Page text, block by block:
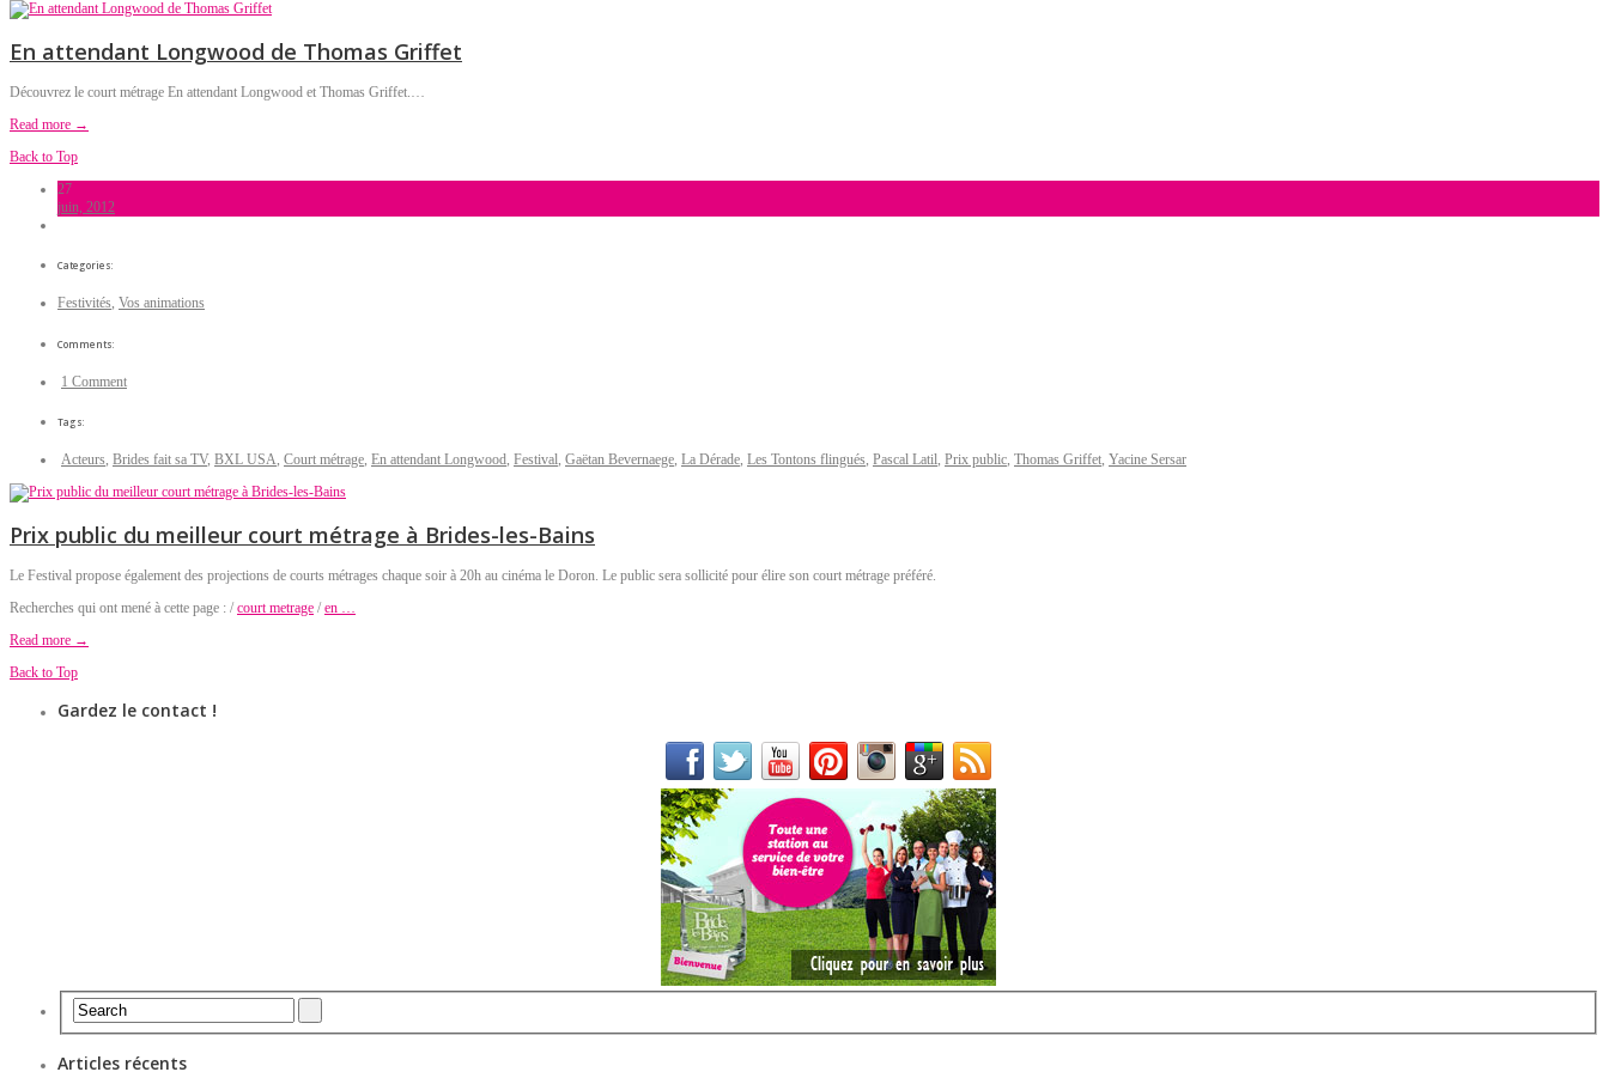
En attendant Longwood de Thomas Griffet
Découvrez le court métrage En attendant Longwood et Thomas Griffet.…
Read more →
Back to Top
27
juin, 2012
Categories:
Festivités, Vos animations
Comments:
1 Comment
Tags:
Acteurs, Brides fait sa TV, BXL USA, Court métrage, En attendant Longwood, Festival, Gaëtan Bevernaege, La Dérade, Les Tontons flingués, Pascal Latil, Prix public, Thomas Griffet, Yacine Sersar
Prix public du meilleur court métrage à Brides-les-Bains
Le Festival propose également des projections de courts métrages chaque soir à 20h au cinéma le Doron. Le public sera sollicité pour élire son court métrage préféré.
Recherches qui ont mené à cette page : / court metrage / en …
Read more →
Back to Top
Gardez le contact !
Articles récents